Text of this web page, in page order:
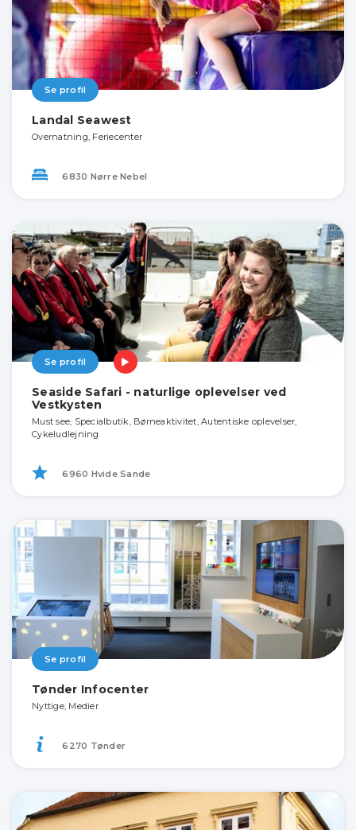
Se profil
Landal Seawest
Overnatning, Feriecenter
6830 Nørre Nebel
Se profil
Seaside Safari - naturlige oplevelser ved
Vestkysten
Must see, Specialbutik, Børneaktivitet, Autentiske oplevelser,
Cykeludlejning
6960 Hvide Sande
Se profil
Tønder Infocenter
Nyttige, Medier
6270 Tønder